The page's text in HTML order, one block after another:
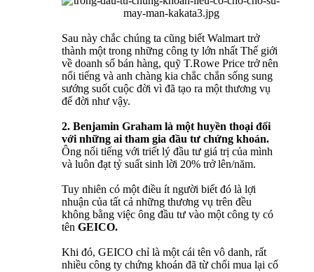
Sau này chắc chúng ta cũng biết Walmart trở
thành một trong những công ty lớn nhất Thế giới
về doanh số bán hàng, quỹ T.Rowe Price trở nên
nổi tiếng và anh chàng kia chắc chắn sống sung
sướng suốt cuộc đời vì đã tạo ra một thương vụ
để đời như vậy.
2. Benjamin Graham là một huyền thoại đối
với những ai tham gia đầu tư chứng khoán.
Ông nổi tiếng với triết lý đầu tư giá trị của mình
và luôn đạt tỷ suất sinh lời 20% trở lên/năm.
Tuy nhiên có một điều ít người biết đó là lợi
nhuận của tất cả những thương vụ trên đều
không bằng việc ông đầu tư vào một công ty có
tên GEICO.
Khi đó, GEICO chỉ là một cái tên vô danh, rất
nhiều công ty chứng khoán đã từ chối mua lại cổ